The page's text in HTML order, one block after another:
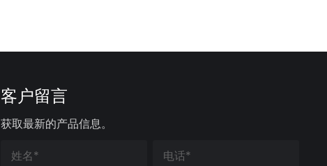
客户留言
获取最新的产品信息。